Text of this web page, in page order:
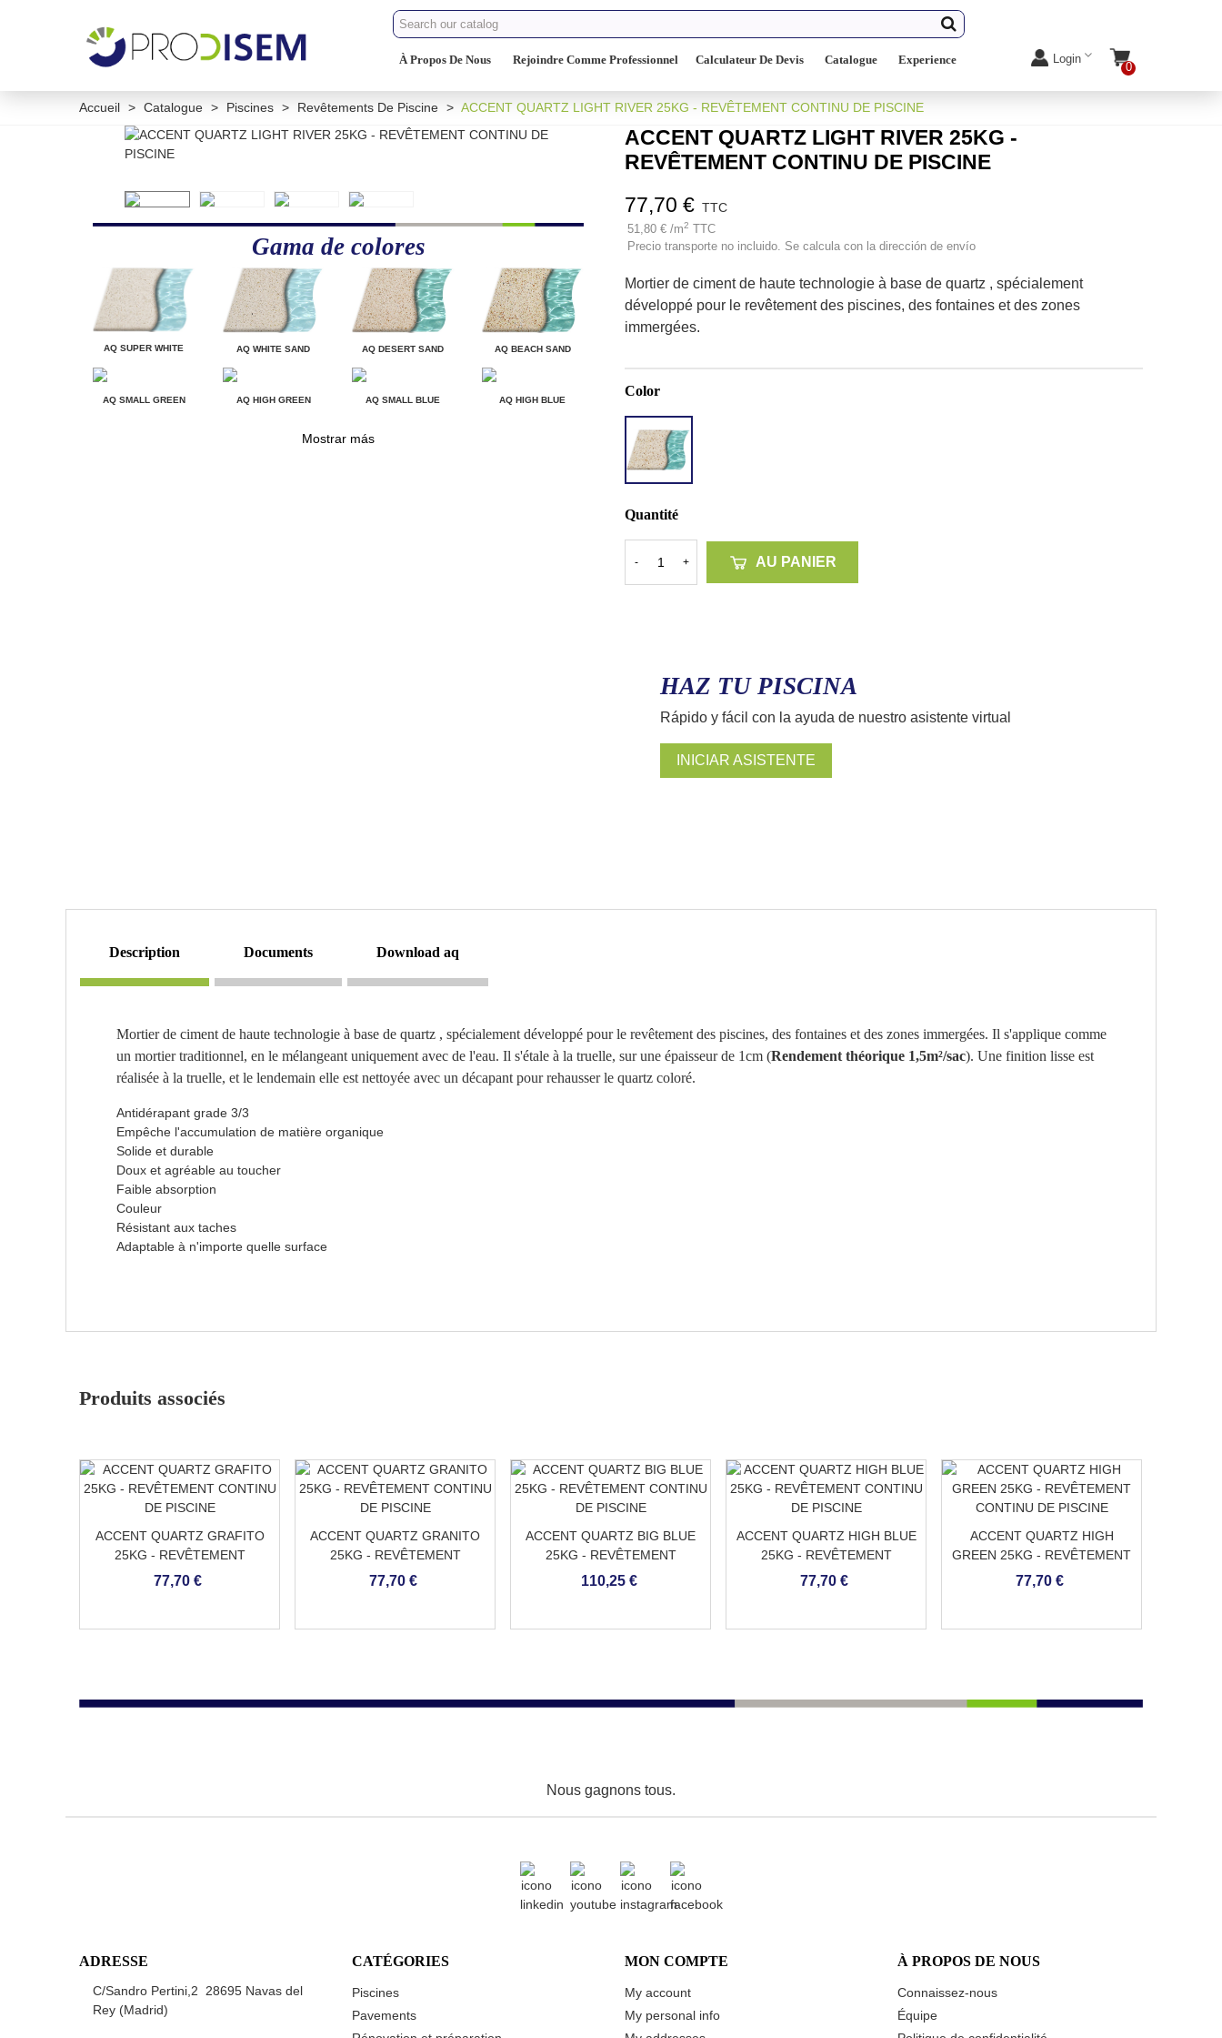
À Propos De Nous Rejoindre Comme Professionnel Calculateur De Devis Catalogue Experience Login
0
Accueil > Catalogue > Piscines > Revêtements De Piscine > ACCENT QUARTZ LIGHT RIVER 25KG - REVÊTEMENT CONTINU DE PISCINE
Gama de colores
AQ SUPER WHITE AQ WHITE SAND AQ DESERT SAND AQ BEACH SAND
AQ SMALL GREEN AQ HIGH GREEN AQ SMALL BLUE AQ HIGH BLUE
Mostrar más
ACCENT QUARTZ LIGHT RIVER 25KG -
REVÊTEMENT CONTINU DE PISCINE
77,70 € TTC
51,80 € /m2 TTC
Precio transporte no incluido. Se calcula con la dirección de envío
Mortier de ciment de haute technologie à base de quartz , spécialement
développé pour le revêtement des piscines, des fontaines et des zones
immergées.
Color
QUARTZ
LIGHT
RIVER
Quantité
- + AU PANIER
HAZ TU PISCINA
Rápido y fácil con la ayuda de nuestro asistente virtual
INICIAR ASISTENTE
description documents download aq
Mortier de ciment de haute technologie à base de quartz , spécialement développé pour le revêtement des piscines, des fontaines et des zones immergées. Il s'applique comme
un mortier traditionnel, en le mélangeant uniquement avec de l'eau. Il s'étale à la truelle, sur une épaisseur de 1cm (Rendement théorique 1,5m²/sac). Une finition lisse est
réalisée à la truelle, et le lendemain elle est nettoyée avec un décapant pour rehausser le quartz coloré.
Antidérapant grade 3/3
Empêche l'accumulation de matière organique
Solide et durable
Doux et agréable au toucher
Faible absorption
Couleur
Résistant aux taches
Adaptable à n'importe quelle surface
Produits associés
ACCENT QUARTZ GRAFITO
25KG - REVÊTEMENT
CONTINU DE PISCINE
77,70 €
ACCENT QUARTZ GRANITO
25KG - REVÊTEMENT
CONTINU DE PISCINE
77,70 €
ACCENT QUARTZ BIG BLUE
25KG - REVÊTEMENT
CONTINU DE PISCINE
110,25 €
ACCENT QUARTZ HIGH BLUE
25KG - REVÊTEMENT
CONTINU DE PISCINE
77,70 €
ACCENT QUARTZ HIGH
GREEN 25KG - REVÊTEMENT
CONTINU DE PISCINE
77,70 €
Nous gagnons tous.
ADRESSE
C/Sandro Pertini,2 28695 Navas del
Rey (Madrid)
CATÉGORIES
Piscines
Pavements
MON COMPTE
My account
My personal info
À PROPOS DE NOUS
Connaissez-nous
Équipe